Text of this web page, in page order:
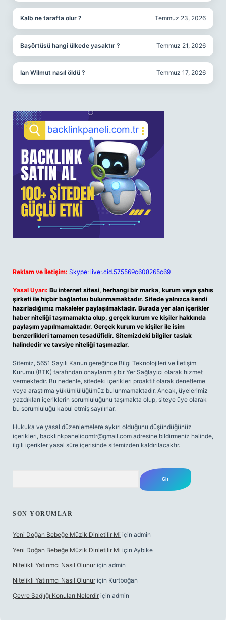
Kalb ne tarafta olur ? Temmuz 23, 2026
Başörtüsü hangi ülkede yasaktır ? Temmuz 21, 2026
Ian Wilmut nasıl öldü ? Temmuz 17, 2026
Reklam ve İletişim: Skype: live:.cid.575569c608265c69
Yasal Uyarı: Bu internet sitesi, herhangi bir marka, kurum veya şahıs
şirketi ile hiçbir bağlantısı bulunmamaktadır. Sitede yalnızca kendi
hazırladığımız makaleler paylaşılmaktadır. Burada yer alan içerikler
haber niteliği taşımamakta olup, gerçek kurum ve kişiler hakkında
paylaşım yapılmamaktadır. Gerçek kurum ve kişiler ile isim
benzerlikleri tamamen tesadüfidir. Sitemizdeki bilgiler taslak
halindedir ve tavsiye niteliği taşımazlar.
Sitemiz, 5651 Sayılı Kanun gereğince Bilgi Teknolojileri ve İletişim
Kurumu (BTK) tarafından onaylanmış bir Yer Sağlayıcı olarak hizmet
vermektedir. Bu nedenle, sitedeki içerikleri proaktif olarak denetleme
veya araştırma yükümlülüğümüz bulunmamaktadır. Ancak, üyelerimiz
yazdıkları içeriklerin sorumluluğunu taşımakta olup, siteye üye olarak
bu sorumluluğu kabul etmiş sayılırlar.
Hukuka ve yasal düzenlemelere aykırı olduğunu düşündüğünüz
içerikleri, backlinkpanelicomtr@gmail.com adresine bildirmeniz halinde,
ilgili içerikler yasal süre içerisinde sitemizden kaldırılacaktır.
SON YORUMLAR
Yeni Doğan Bebeğe Müzik Dinletilir Mi için admin
Yeni Doğan Bebeğe Müzik Dinletilir Mi için Aybike
Nitelikli Yatırımcı Nasıl Olunur için admin
Nitelikli Yatırımcı Nasıl Olunur için Kurtboğan
Çevre Sağlığı Konuları Nelerdir için admin